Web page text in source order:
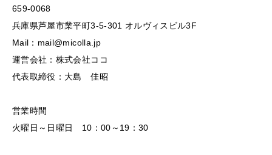
659-0068
兵庫県芦屋市業平町3-5-301 オルヴィスビル3F
Mail：mail@micolla.jp
運営会社：株式会社ココ
代表取締役：大島 佳昭
営業時間
火曜日～日曜日 10：00～19：30